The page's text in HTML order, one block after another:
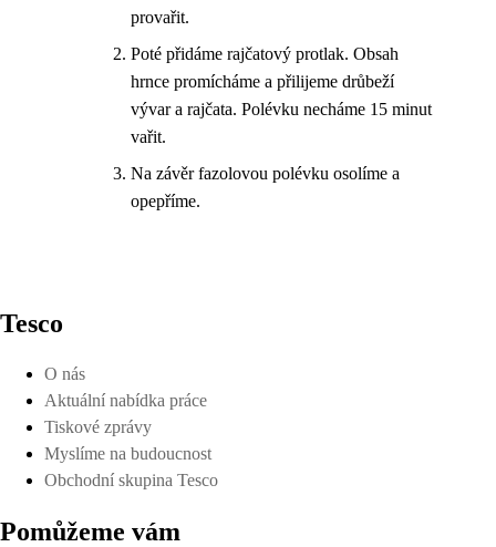
provařit.
Poté přidáme rajčatový protlak. Obsah
hrnce promícháme a přilijeme drůbeží
vývar a rajčata. Polévku necháme 15 minut
vařit.
Na závěr fazolovou polévku osolíme a
opepříme.
Tesco
O nás
Aktuální nabídka práce
Tiskové zprávy
Myslíme na budoucnost
Obchodní skupina Tesco
Pomůžeme vám